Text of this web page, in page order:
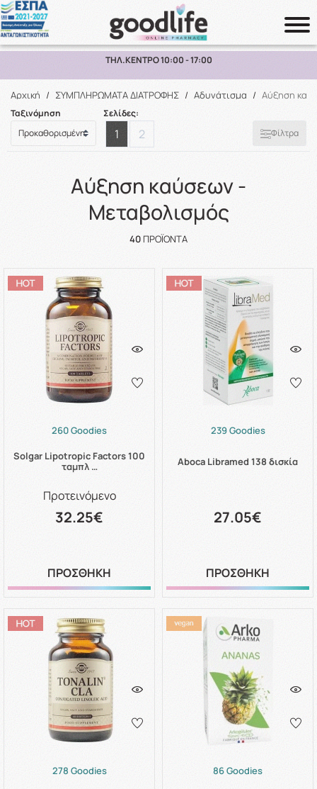
Αναζήτηση
ΔΩΡΕΑΝ ΜΕΤΑΦΟΡΙΚΑ ΑΝΩ ΤΩΝ 70€ ΕΩΣ 2KG ΣΕ ΕΛΛΑΔΑ
Αρχική / ΣΥΜΠΛΗΡΩΜΑΤΑ ΔΙΑΤΡΟΦΗΣ / Αδυνάτισμα / Αύξηση
Ταξινόμηση Σελίδες:
1 2 Φίλτρα
Αύξηση καύσεων -
Μεταβολισμός
40ΠΡΟΪΌΝΤΑ
260 Goodies
Solgar Lipotropic Factors 100
ταμπλ …
Προτεινόμενο
32.25€
ΠΡΟΣΘΗΚΗ
239 Goodies
Aboca Libramed 138 δισκία
27.05€
ΠΡΟΣΘΗΚΗ
278 Goodies
86 Goodies